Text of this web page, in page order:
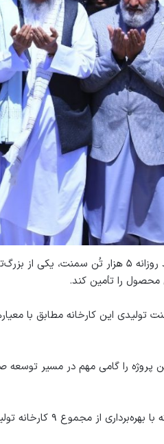
این کارخانه با ظرفیت تولید روزانه
محصول را تأمین کند.
تولیدی این کارخانه مطابق با
پروژه را گامی مهم در مسیر